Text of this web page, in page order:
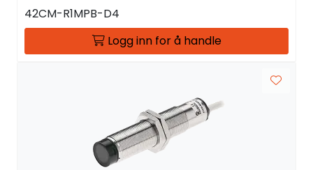
42CM-R1MPB-D4
Logg inn for å handle